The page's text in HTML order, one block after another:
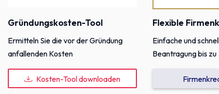
Gründungskosten-Tool
Ermitteln Sie die vor der Gründung
anfallenden Kosten
Kosten-Tool downloaden
Flexible
Einfache und
Beantragung bis